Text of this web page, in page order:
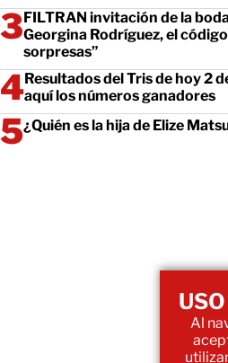
FILTRAN invitación de la
Georgina Rodríguez, el
sorpresas”
Resultados del Tris de hoy 2
aquí los números ganadores
¿Quién es la hija de Elize
Al